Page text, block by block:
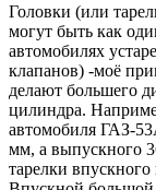
Головки (или
могут быть как
автомобилях
клапанов) -моё
делают большего
цилиндра.
автомобиля ГАЗ-
мм, а выпускного
тарелки